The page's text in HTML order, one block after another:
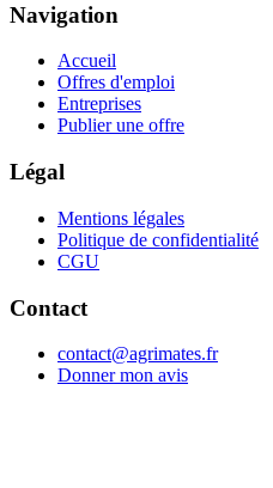
Navigation
Accueil
Offres d'emploi
Entreprises
Publier une offre
Légal
Mentions légales
Politique de confidentialité
CGU
Contact
contact@agrimates.fr
Donner mon avis